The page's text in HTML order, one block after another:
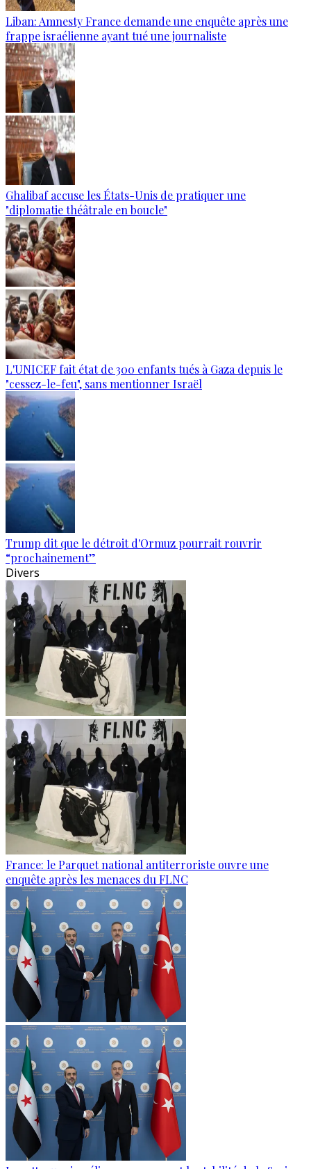
Liban: Amnesty France demande une enquête après une
frappe israélienne ayant tué une journaliste
Ghalibaf accuse les États-Unis de pratiquer une
"diplomatie théâtrale en boucle"
L'UNICEF fait état de 300 enfants tués à Gaza depuis le
"cessez-le-feu", sans mentionner Israël
Trump dit que le détroit d'Ormuz pourrait rouvrir
“prochainement”
Divers
France: le Parquet national antiterroriste ouvre une
enquête après les menaces du FLNC